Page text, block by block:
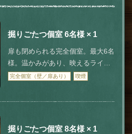
掘りごたつ個室 6名様 × 1
扉も閉められる完全個室。最大6名
様。温かみがあり、映えるライト
がポイント。
完全個室（壁／扉あり） 喫煙
掘りごたつ個室 8名様 × 1
閉じる